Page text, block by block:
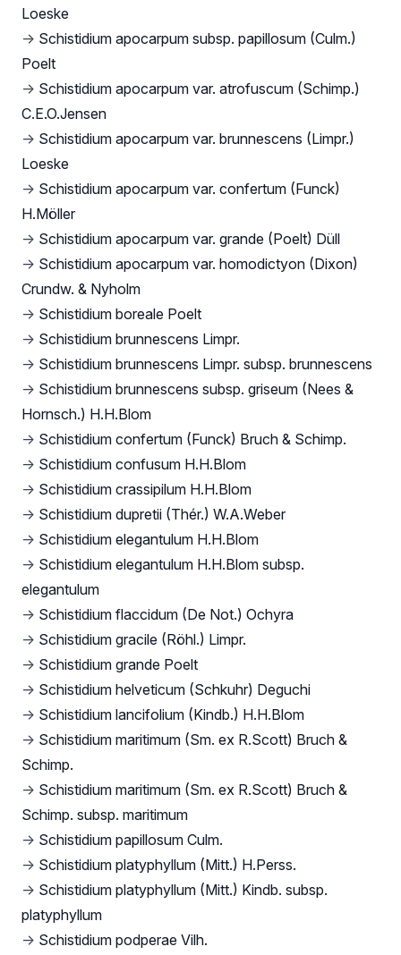
Loeske
→ Schistidium apocarpum subsp. papillosum (Culm.)
Poelt
→ Schistidium apocarpum var. atrofuscum (Schimp.)
C.E.O.Jensen
→ Schistidium apocarpum var. brunnescens (Limpr.)
Loeske
→ Schistidium apocarpum var. confertum (Funck)
H.Möller
→ Schistidium apocarpum var. grande (Poelt) Düll
→ Schistidium apocarpum var. homodictyon (Dixon)
Crundw. & Nyholm
→ Schistidium boreale Poelt
→ Schistidium brunnescens Limpr.
→ Schistidium brunnescens Limpr. subsp. brunnescens
→ Schistidium brunnescens subsp. griseum (Nees &
Hornsch.) H.H.Blom
→ Schistidium confertum (Funck) Bruch & Schimp.
→ Schistidium confusum H.H.Blom
→ Schistidium crassipilum H.H.Blom
→ Schistidium dupretii (Thér.) W.A.Weber
→ Schistidium elegantulum H.H.Blom
→ Schistidium elegantulum H.H.Blom subsp.
elegantulum
→ Schistidium flaccidum (De Not.) Ochyra
→ Schistidium gracile (Röhl.) Limpr.
→ Schistidium grande Poelt
→ Schistidium helveticum (Schkuhr) Deguchi
→ Schistidium lancifolium (Kindb.) H.H.Blom
→ Schistidium maritimum (Sm. ex R.Scott) Bruch &
Schimp.
→ Schistidium maritimum (Sm. ex R.Scott) Bruch &
Schimp. subsp. maritimum
→ Schistidium papillosum Culm.
→ Schistidium platyphyllum (Mitt.) H.Perss.
→ Schistidium platyphyllum (Mitt.) Kindb. subsp.
platyphyllum
→ Schistidium podperae Vilh.